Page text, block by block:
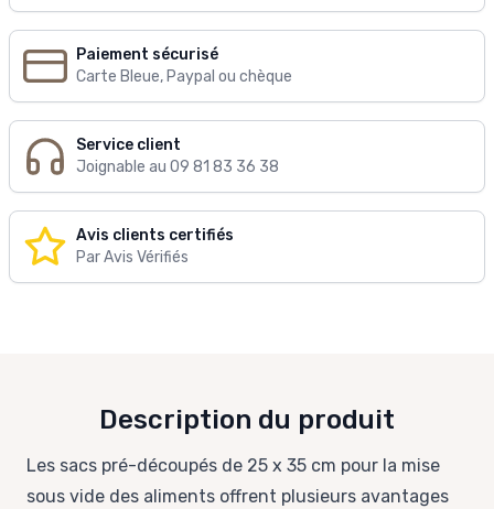
Paiement sécurisé
Carte Bleue, Paypal ou chèque
Service client
Joignable au 09 81 83 36 38
Avis clients certifiés
Par Avis Vérifiés
Description du produit
Les sacs pré-découpés de 25 x 35 cm pour la mise
sous vide des aliments offrent plusieurs avantages